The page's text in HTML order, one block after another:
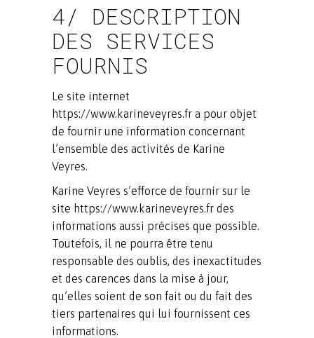
4/ DESCRIPTION
DES SERVICES
FOURNIS
Le site internet
https://www.karineveyres.fr a pour objet
de fournir une information concernant
l’ensemble des activités de Karine
Veyres.
Karine Veyres s’efforce de fournir sur le
site https://www.karineveyres.fr des
informations aussi précises que possible.
Toutefois, il ne pourra être tenu
responsable des oublis, des inexactitudes
et des carences dans la mise à jour,
qu’elles soient de son fait ou du fait des
tiers partenaires qui lui fournissent ces
informations.